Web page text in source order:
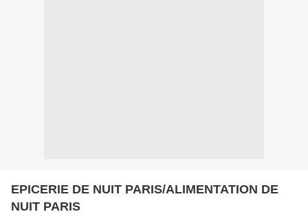
EPICERIE DE NUIT PARIS/ALIMENTATION DE
NUIT PARIS